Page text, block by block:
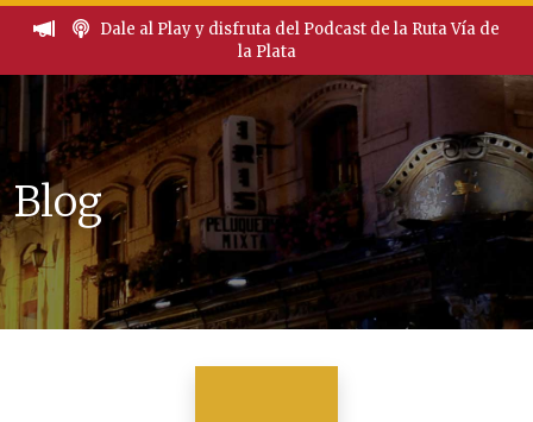
Dale al Play y disfruta del Podcast de la Ruta Vía de
la Plata
Blog